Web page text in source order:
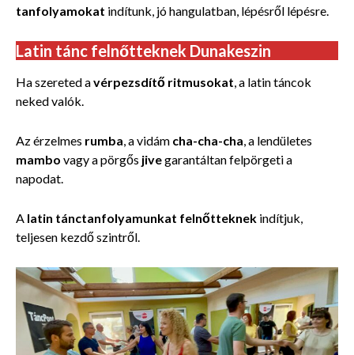
tanfolyamokat indítunk, jó hangulatban, lépésről lépésre.
Latin tánc felnőtteknek Dunakeszin
Ha szereted avérpezsdítő ritmusokat, a latin táncok
neked valók.
Az érzelmes rumba, a vidám cha-cha-cha, a lendületes
mambo vagy a pörgős jivegarantáltan felpörgeti a
napodat.
A latin tánctanfolyamunkat felnőtteknek indítjuk,
teljesen kezdő szintről.